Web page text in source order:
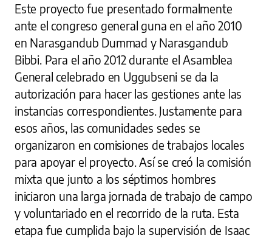
Este proyecto fue presentado formalmente
ante el congreso general guna en el año 2010
en Narasgandub Dummad y Narasgandub
Bibbi. Para el año 2012 durante el Asamblea
General celebrado en Uggubseni se da la
autorización para hacer las gestiones ante las
instancias correspondientes. Justamente para
esos años, las comunidades sedes se
organizaron en comisiones de trabajos locales
para apoyar el proyecto. Así se creó la comisión
mixta que junto a los séptimos hombres
iniciaron una larga jornada de trabajo de campo
y voluntariado en el recorrido de la ruta. Esta
etapa fue cumplida bajo la supervisión de Isaac